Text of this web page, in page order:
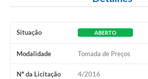
Situação ABERTO
Modalidade Tomada de Preços
Nº da Licitação 4/2016